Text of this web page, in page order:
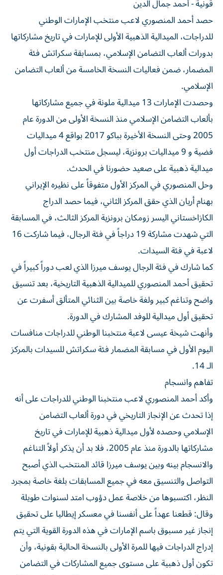
قونية - أحمد جمال الدين
حصد أحمد المنصوري لاعب منتخب الإمارات الوطني
للدراجات، الميدالية الذهبية الأولى للإمارات في تاريخ مشاركاتها
بدورات ألعاب التضامن الإسلامي، بمسابقة سكراتش فئة
المضمار، ضمن فعاليات النسخة الخامسة من ألعاب التضامن
الإسلامي.
وحصدت الإمارات 13 ميدالية ملونة في جميع مشاركاتها
بألعاب التضامن الإسلامي منذ النسخة الأولى من الدورة عام
2005 وحتى النسخة الأخيرة بباكو 2017 بواقع 4 ميداليات
فضية و 9 ميداليات برونزية، ليسجل منتخب الدراجات أول
ميدالية ذهبية على صعيد حضورنا في الحدث.
وحل المنصوري في المركز الأول متفوقاً على نظيره الإيراني
بهنام أريان الذي حقق المركز الثاني، فيما حصد الدراج
الكازاخستاني اليسر زومكان برونزية المركز الثالث، في المسابقة
التي شهدت مشاركة 19 دراجاً في فئة الرجال، فيما شاركت 16
لاعبة في فئة السيدات.
كما شارك في فئة الرجال يوسف ميرزا الذي لعب دوراً كبيراً في
تحقيق أحمد المنصوري للميدالية الذهبية التاريخية، بعد تنسيق
واضح وتناغم كبير ولغة خاصة بين الثنائي المتألق أسفرت عن
تحقيق أول ميدالية للوفد المشارك في الدورة.
وأنهت شيخة عيسى لاعبة منتخبنا الوطني للدراجات منافسات
اليوم الأول في مسابقة المضمار فئة سكراتش للسيدات بالمركز
الـ 14.
تفاهم وانسجام
وأكد أحمد المنصوري لاعب منتخبنا الوطني للدراجات على أنه
إذا تحدث عن الإنجاز التاريخي في دورة ألعاب التضامن
الإسلامي وحصده لأول ميدالية ذهبية للإمارات في تاريخ
مشاركاتها بالدورة منذ عام 2005، فلا بد أن يذكر أولاً التناغم
والانسجام بينه وبين يوسف ميرزا قائد المنتخب الذي أصبح
التواصل والتنسيق معه في جميع المسابقات بلغة خاصة بمجرد
النظر، اكتسبوها من خلاصة عمل دؤوب امتد لسنوات طويلة
وقال: قطعنا عهداً على أنفسنا في معسكر إيطاليا على تحقيق
إنجاز غير مسبوق باسم الإمارات في هذه الدورة القوية التي يتم
إدراج الدراجات فيها للمرة الأولى بالنسخة الحالية بقونية، وأن
تكون أول ذهبية على مستوى جميع المشاركات في التضامن